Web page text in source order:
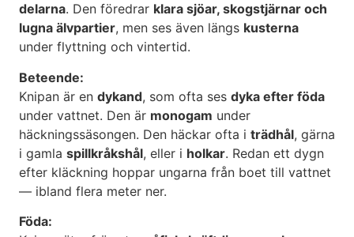
delarna. Den föredrar klara sjöar, skogstjärnar och
lugna älvpartier, men ses även längs kusterna
under flyttning och vintertid.
Beteende:
Knipan är en dykand, som ofta ses dyka efter föda
under vattnet. Den är monogam under
häckningssäsongen. Den häckar ofta i trädhål, gärna
i gamla spillkråkshål, eller i holkar. Redan ett dygn
efter kläckning hoppar ungarna från boet till vattnet
— ibland flera meter ner.
Föda: